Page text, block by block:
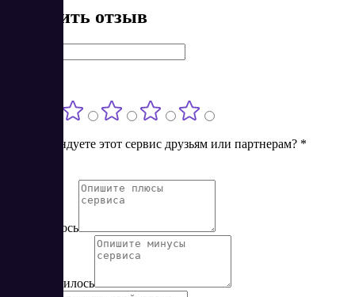
Оставить отзыв
Порекомендуете этот сервис друзьям или партнерам? *
Понравилось
Не понравилось